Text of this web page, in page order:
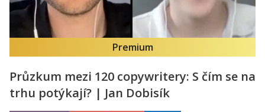
Premium
Průzkum mezi 120 copywritery: S čím se na
trhu potýkají? | Jan Dobisík